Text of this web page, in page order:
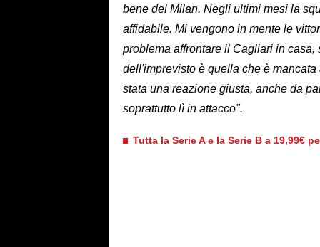
bene del Milan. Negli ultimi mesi la
affidabile. Mi vengono in mente le
problema affrontare il Cagliari in
dell'imprevisto è quella che è
stata una reazione giusta, anche da
soprattutto lì in attacco".
Tutta la Serie A e la Serie B a 19,99€